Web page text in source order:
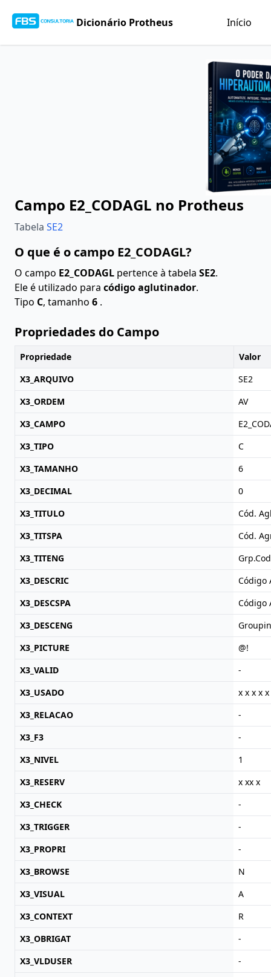
Dicionário Protheus Início
Campo E2_CODAGL no Protheus
Tabela SE2
O que é o campo E2_CODAGL?
O campo E2_CODAGL pertence à tabela SE2.
Ele é utilizado para código aglutinador.
Tipo C, tamanho 6 .
Propriedades do Campo
Propriedade
Valor
X3_ARQUIVO
SE2
X3_ORDEM
AV
X3_CAMPO
X3_TIPO
C
X3_TAMANHO
6
X3_DECIMAL
0
X3_TITULO
Cód.
X3_TITSPA
Cód.
X3_TITENG
X3_DESCRIC
Código
X3_DESCSPA
Código
X3_DESCENG
X3_PICTURE
@!
X3_VALID
-
X3_USADO
x x x x
X3_RELACAO
-
X3_F3
-
X3_NIVEL
1
X3_RESERV
x xx x
X3_CHECK
-
X3_TRIGGER
-
X3_PROPRI
-
X3_BROWSE
N
X3_VISUAL
A
X3_CONTEXT
R
X3_OBRIGAT
-
X3_VLDUSER
-